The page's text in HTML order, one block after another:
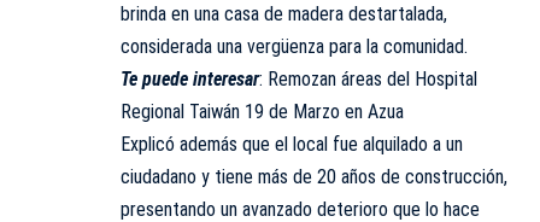
brinda en una casa de madera destartalada,
considerada una vergüenza para la comunidad.
Te puede interesar: Remozan áreas del Hospital
Regional Taiwán 19 de Marzo en Azua
Explicó además que el local fue alquilado a un
ciudadano y tiene más de 20 años de construcción,
presentando un avanzado deterioro que lo hace